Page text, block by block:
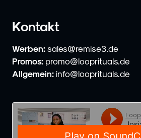
Kontakt
Werben: sales@remise3.de
Promos: promo@looprituals.de
Allgemein: info@looprituals.de